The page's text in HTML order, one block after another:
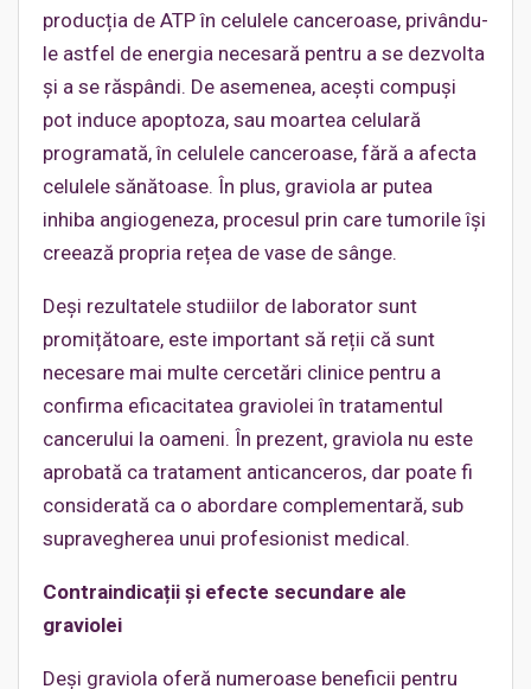
producția de ATP în celulele canceroase, privându-
le astfel de energia necesară pentru a se dezvolta
și a se răspândi. De asemenea, acești compuși
pot induce apoptoza, sau moartea celulară
programată, în celulele canceroase, fără a afecta
celulele sănătoase. În plus, graviola ar putea
inhiba angiogeneza, procesul prin care tumorile își
creează propria rețea de vase de sânge.
Deși rezultatele studiilor de laborator sunt
promițătoare, este important să reții că sunt
necesare mai multe cercetări clinice pentru a
confirma eficacitatea graviolei în tratamentul
cancerului la oameni. În prezent, graviola nu este
aprobată ca tratament anticanceros, dar poate fi
considerată ca o abordare complementară, sub
supravegherea unui profesionist medical.
Contraindicații și efecte secundare ale
graviolei
Deși graviola oferă numeroase beneficii pentru